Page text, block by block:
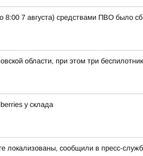
7 августа) средствами ПВО было
области, при этом три
у склада
локализованы, сообщили в пресс-